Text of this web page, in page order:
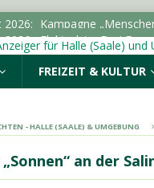
2026: Elektrolyte: Drei
2026: Mit der HAVAG gratis
- HALLE
NACHRICHTEN - HALLE
- HALLE
FREIZEIT & KULTUR
- HALLE (SAALE) & UMGEBUNG
an der